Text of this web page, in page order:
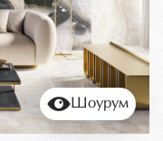
Шоурум